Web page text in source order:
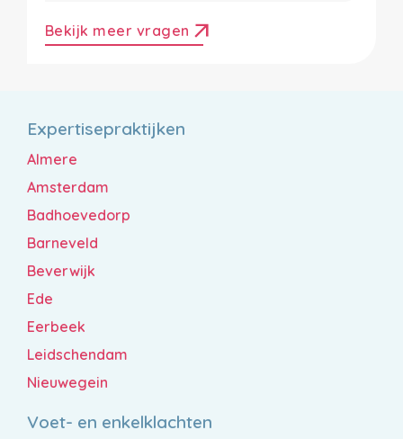
Bekijk meer vragen arrow_outward
Expertisepraktijken
Almere
Amsterdam
Badhoevedorp
Barneveld
Beverwijk
Ede
Eerbeek
Leidschendam
Nieuwegein
Voet- en enkelklachten